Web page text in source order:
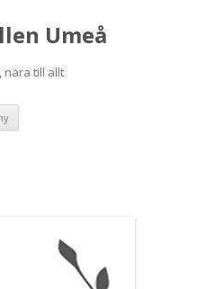
Umeå
nära till allt